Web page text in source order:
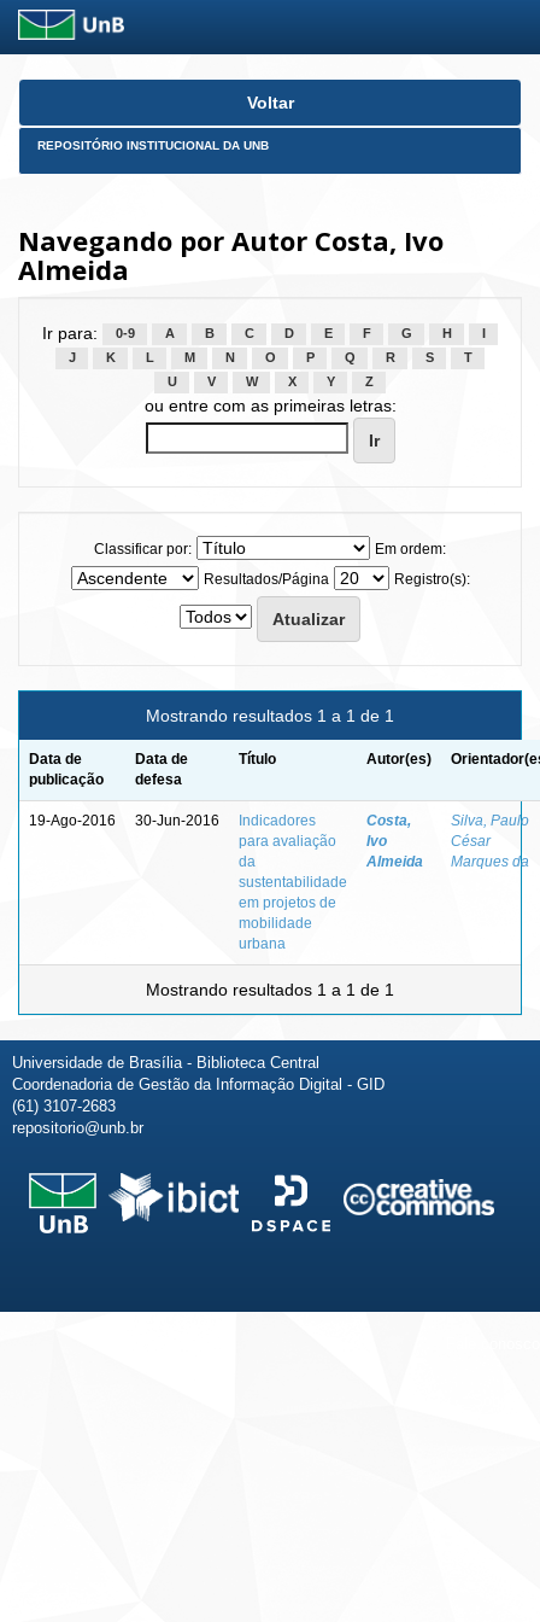
Skip
Voltar
REPOSITÓRIO INSTITUCIONAL DA UNB
Navegando por Autor Costa, Ivo
Almeida
Ir para: 0-9 A B C D E F G H
J
K L M N O P Q R S
T
U
V W X Y Z
ou entre com as primeiras letras:
Classificar por:
Em ordem:
Resultados/Página
Registro(s):
Mostrando resultados 1 a 1 de 1
Data de
publicação
Data de
defesa
Título Autor(es)
19-Ago-2016 30-Jun-2016
Indicadores
para avaliação
da
sustentabilidade
em projetos de
mobilidade
urbana
Costa,
Ivo
Almeida
Silva, Paulo
César
Marques da
Mostrando resultados 1 a 1 de 1
Universidade de Brasília - Biblioteca Central
Coordenadoria de Gestão da Informação Digital - GID
(61) 3107-2683
repositorio@unb.br